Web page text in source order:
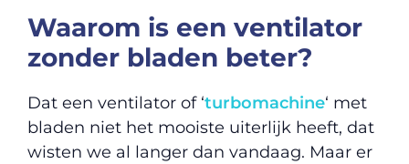
Waarom is een ventilator
zonder bladen beter?
Dat een ventilator of ‘turbomachine‘ met
bladen niet het mooiste uiterlijk heeft, dat
wisten we al langer dan vandaag. Maar er